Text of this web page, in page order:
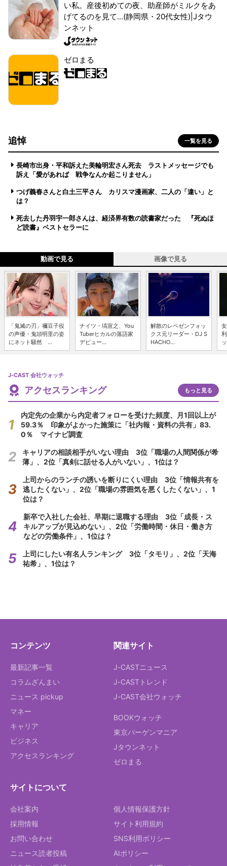
い私。産後初めての夜、助産師がミルクをあ
げてるのを見て...(静岡県・20代女性)|Jタウ
ンネット
ゼロまる
追悼 一覧を見る
長崎市出身・平和訴えた美輪明宏さん死去 ラストメッセージでも
訴え「愛があれば 戦争なんか起こりません」
つげ義春さんと白土三平さん カリスマ漫画家、二人の「違い」と
は？
死去した丹羽宇一郎さんは、経済界有数の読書家だった 『死ぬほ
ど読書』ベストセラーに
動画で見る 画像で見る
「鬼滅の刃」禰豆子役
の声優・鬼頭明里の姿
にネット騒然 ...
ナイツ・塙宣之、You
Tuberヒカルの落語家
デビュー...
解散のレペゼンフォッ
クス元リーダー・DJ S
HACHO...
J-CAST 会社ウォッチ
アクセスランキング もっと見る
内定先の企業から内定者フォローを受けた頻度、月1回以上が
59.3％ 印象がよかった施策に「社内報・資料の共有」83.
0％ マイナビ調査
キャリアの相談相手がいない理由 3位「職場の人間関係が希
薄」、2位「真剣に話せる人がいない」、1位は？
上司からのランチの誘いを断りにくい理由 3位「情報共有を
逃したくない」、2位「職場の雰囲気を悪くしたくない」、1
位は？
新卒で入社した会社、早期に退職する理由 3位「成長・ス
キルアップが見込めない」、2位「労働時間・休日・働き方
などの労働条件」、1位は？
上司にしたい有名人ランキング 3位「タモリ」、2位「天海
祐希」、1位は？
コンテンツ
最新記事一覧
コラムざんまい
ニュース pickup
マネー
キャリア
ビジネス
アクセスランキング
関連サイト
J-CASTニュース
J-CASTトレンド
J-CAST会社ウォッチ
BOOKウォッチ
東京バーゲンマニア
Jタウンネット
ゼロまる
サイトについて
会社案内
採用情報
お問い合わせ
ニュース読者投稿
個人情報保護方針
サイト利用規約
SNS利用ポリシー
AIポリシー